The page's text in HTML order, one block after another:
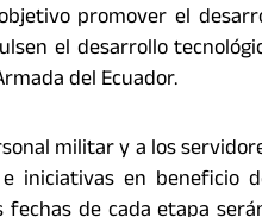
promover el
el desarrollo
del Ecuador.
militar y a los
iniciativas en beneficio